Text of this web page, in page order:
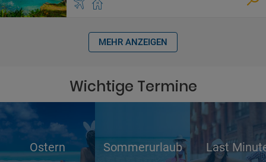
MEHR ANZEIGEN
Wichtige Termine
Ostern Sommerurlaub Last